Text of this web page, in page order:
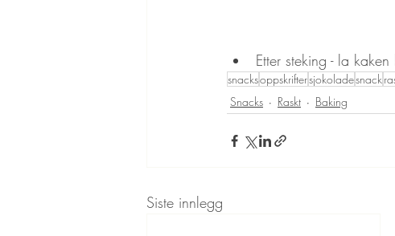
Etter steking - la
snacksoppskriftersjokoladesnack
Snacks
Raskt Baking
Siste innlegg